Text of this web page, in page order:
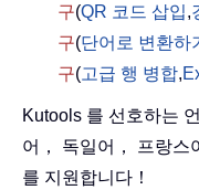
구(QR 코드 삽입,
구(단어로 변환하
구(고급 행 병합,
Kutools 를 선호하는
어， 독일어， 프랑스
를 지원합니다！